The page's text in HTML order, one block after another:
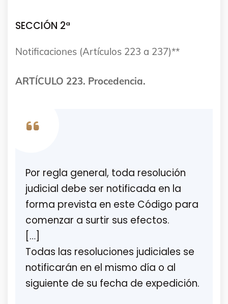
SECCIÓN 2ª
Notificaciones (Artículos 223 a 237)**
ARTÍCULO 223. Procedencia.
Por regla general, toda resolución
judicial debe ser notificada en la
forma prevista en este Código para
comenzar a surtir sus efectos.
[…]
Todas las resoluciones judiciales se
notificarán en el mismo día o al
siguiente de su fecha de expedición.